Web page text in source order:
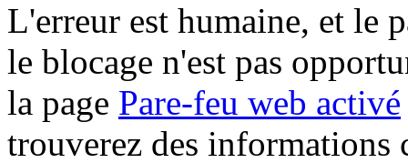
L'erreur est humaine, et le
le blocage n'est pas
la page Pare-feu web activé
trouverez des informations